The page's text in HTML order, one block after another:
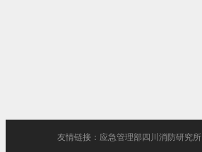
友情链接： 应急管理部四川消防研究所